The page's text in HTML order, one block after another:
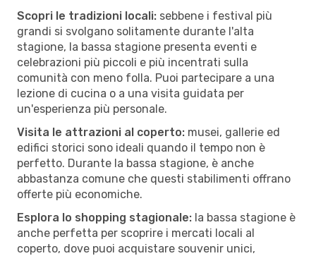
Scopri le tradizioni locali: sebbene i festival più
grandi si svolgano solitamente durante l'alta
stagione, la bassa stagione presenta eventi e
celebrazioni più piccoli e più incentrati sulla
comunità con meno folla. Puoi partecipare a una
lezione di cucina o a una visita guidata per
un'esperienza più personale.
Visita le attrazioni al coperto: musei, gallerie ed
edifici storici sono ideali quando il tempo non è
perfetto. Durante la bassa stagione, è anche
abbastanza comune che questi stabilimenti offrano
offerte più economiche.
Esplora lo shopping stagionale: la bassa stagione è
anche perfetta per scoprire i mercati locali al
coperto, dove puoi acquistare souvenir unici,